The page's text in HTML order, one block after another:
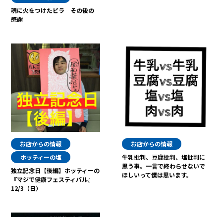
魂に火をつけたビラ その後の
感謝
お店からの情報
ホッティーの塩
独立記念日【後編】ホッティーの
『マジで健康フェスティバル』
12/3（日）
お店からの情報
牛乳批判、豆腐批判、塩批判に
思う事。一言で終わらせないで
ほしいって僕は思います。